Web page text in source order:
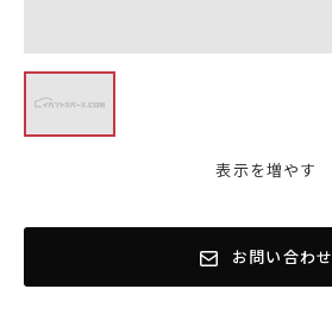
表示を増やす
お問い合わせ